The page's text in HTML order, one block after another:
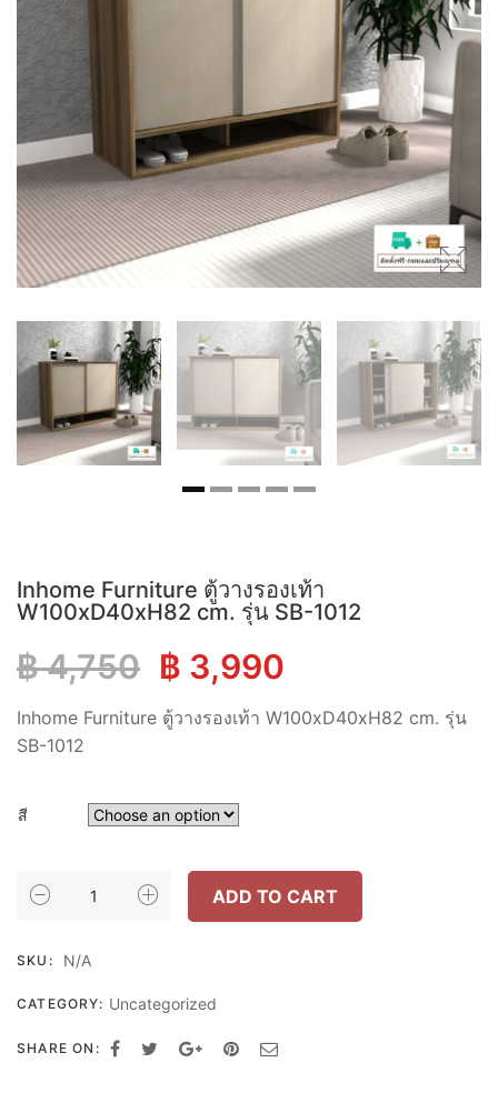
ตู้ลิ้นชัก (DRAWER CHESTS)
TABLES)
ชั้นวางของ (SHELVES)
ชั้นวางรองเท้า (SHOES
CABINETS)
ตู้ข้างเตียง (SIDE TABLES)
โต๊ะทำงาน (DESKS)
Inhome Furniture ตู้วางรองเท้า
W100xD40xH82 cm. รุ่น SB-1012
฿4,750 Original
price
฿ 4,750.
฿ 3,990
price
Inhome Furniture ตู้วางรองเท้า W100xD40xH82 cm. รุ่น
SB-1012
สี
INHOME
วาง
W100XD40XH82
CM.
ADD TO CART
SKU: N/A
CATEGORY: Uncategorized
SHARE ON: